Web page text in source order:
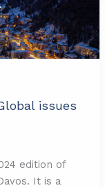
issues
edition of
It is a